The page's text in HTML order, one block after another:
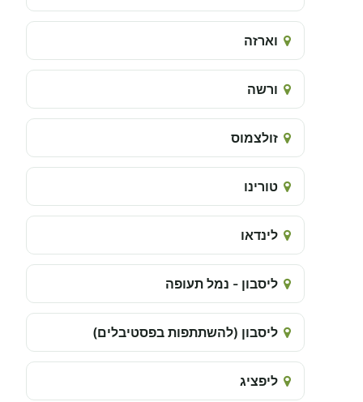
וארזה
ורשה
זולצמוס
טורינו
לינדאו
ליסבון - נמל תעופה
ליסבון (להשתתפות בפסטיבלים)
ליפציג